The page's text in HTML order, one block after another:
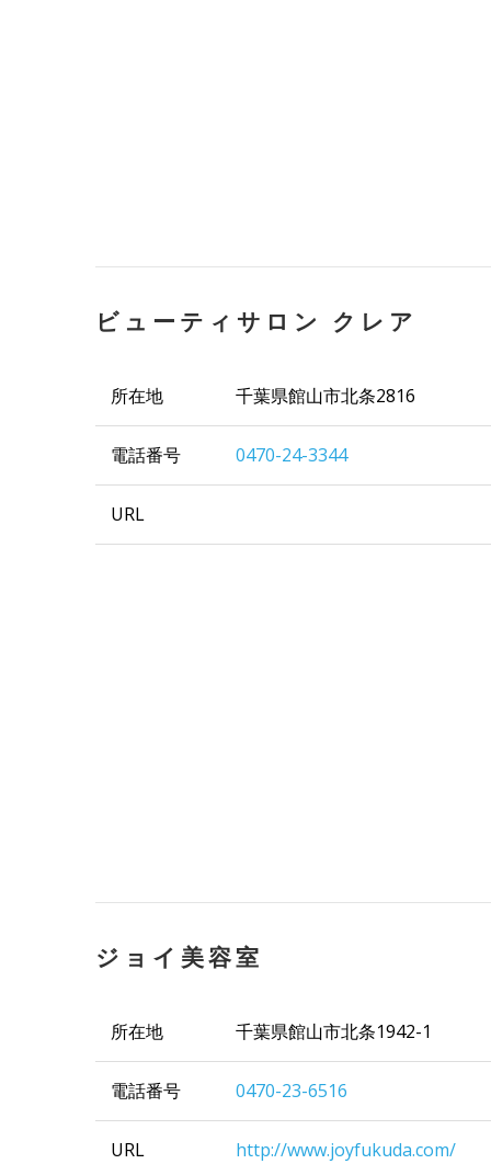
ビューティサロン クレア
所在地 千葉県館山市北条2816
電話番号 0470-24-3344
URL
ジョイ美容室
所在地 千葉県館山市北条1942-1
電話番号 0470-23-6516
URL http://www.joyfukuda.com/